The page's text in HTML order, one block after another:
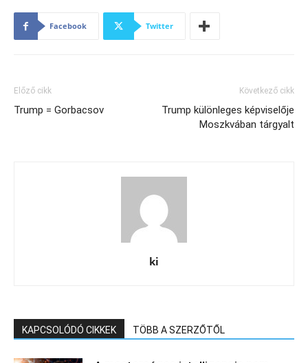
Facebook Twitter
Előző cikk
Trump = Gorbacsov
Következő cikk
Trump különleges képviselője
Moszkvában tárgyalt
ki
KAPCSOLÓDÓ CIKKEK TÖBB A SZERZŐTŐL